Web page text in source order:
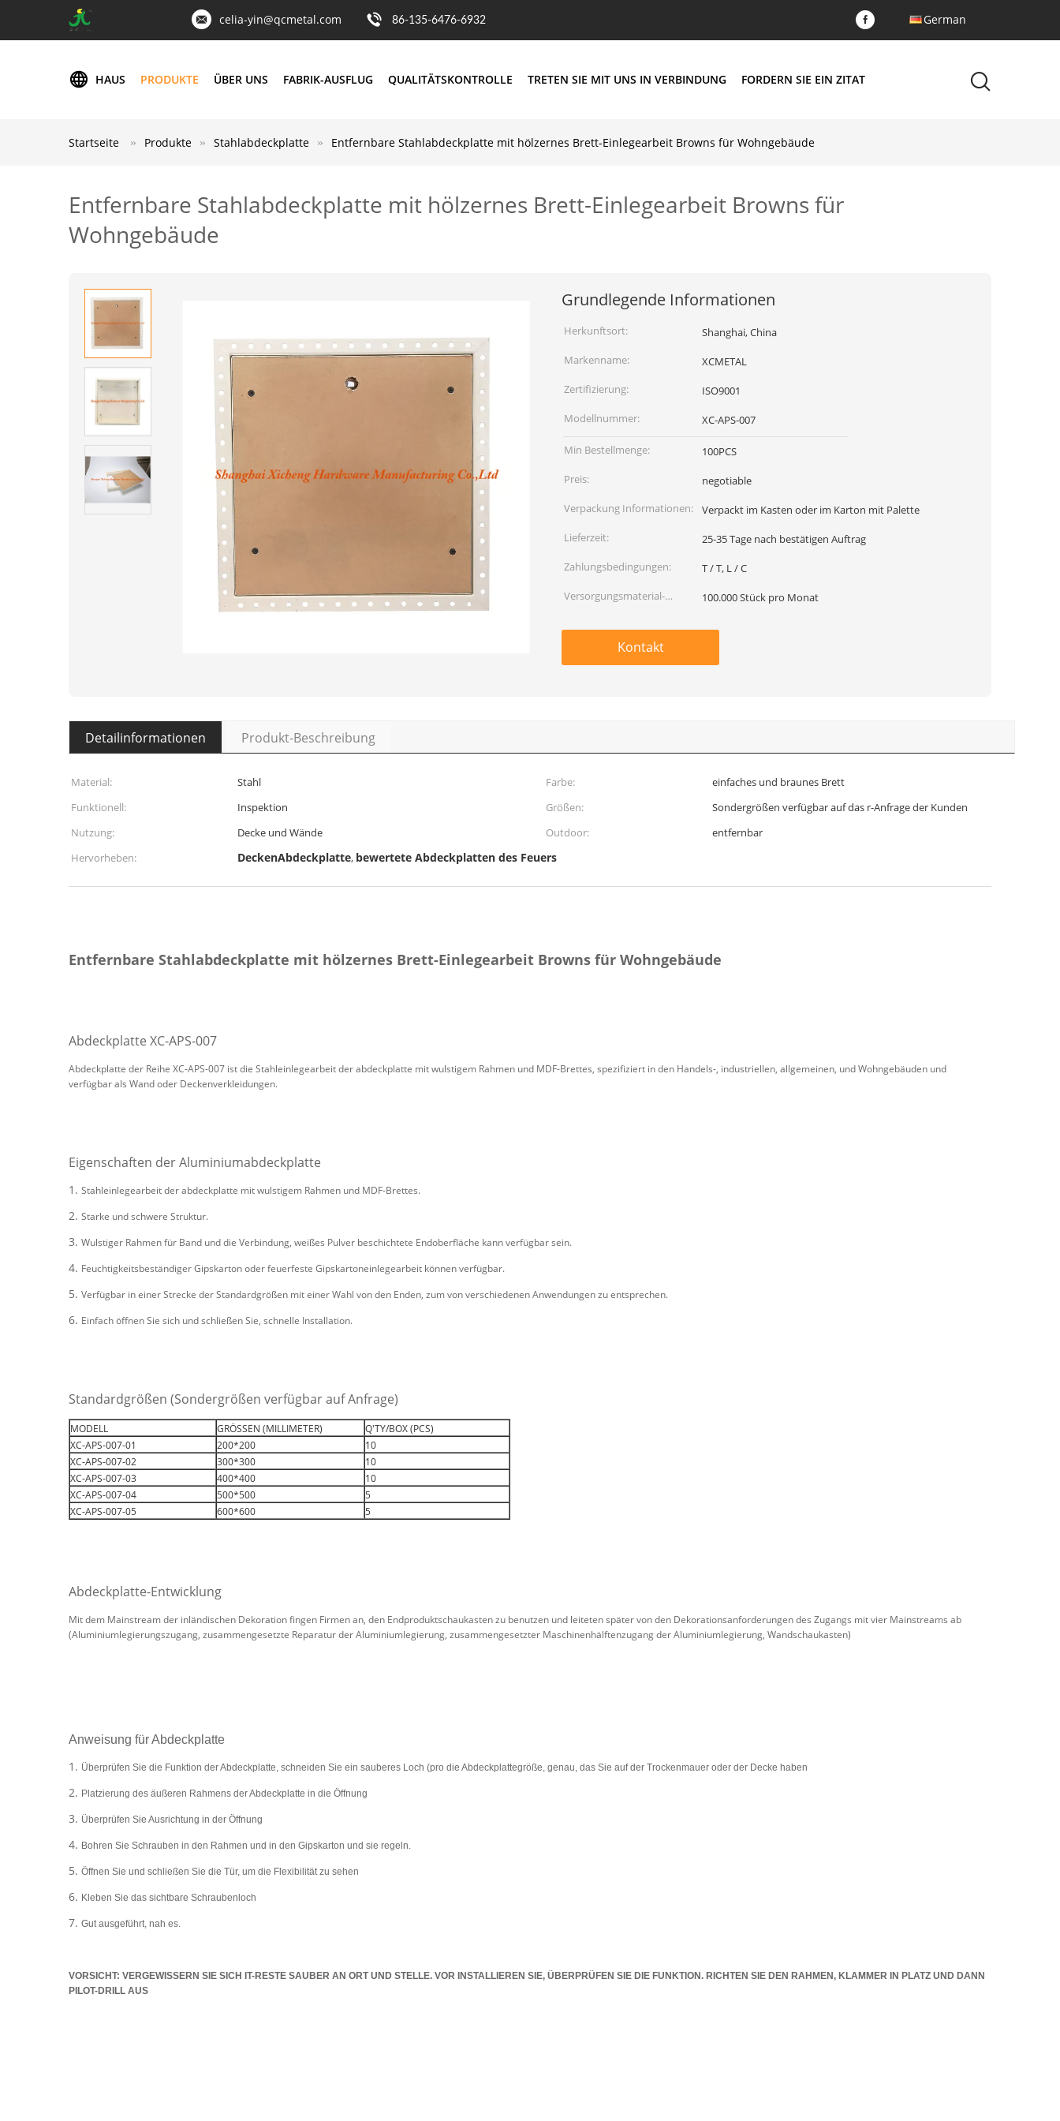
celia-yin@qcmetal.com 86-135-6476-6932 German
HAUS PRODUKTE ÜBER UNS FABRIK-AUSFLUG QUALITÄTSKONTROLLE TRETEN SIE MIT UNS IN VERBINDUNG FORDERN SIE EIN ZITAT
Startseite Produkte Stahlabdeckplatte Entfernbare Stahlabdeckplatte mit hölzernes Brett-Einlegearbeit Browns für Wohngebäude
Entfernbare Stahlabdeckplatte mit hölzernes Brett-Einlegearbeit Browns für
Wohngebäude
Grundlegende Informationen
Herkunftsort:
Shanghai, China
Markenname:
XCMETAL
Zertifizierung:
ISO9001
Modellnummer:
XC-APS-007
Min Bestellmenge:
100PCS
Preis:
negotiable
Verpackung Informationen:
Verpackt im Kasten oder im Karton mit Palette
Lieferzeit:
25-35 Tage nach bestätigen Auftrag
Zahlungsbedingungen:
T / T, L / C
Versorgungsmaterial-
100.000 Stück pro Monat
Kontakt
Detailinformationen Produkt-Beschreibung
Material: Stahl Farbe:
einfaches und braunes Brett
Funktionell:
Inspektion Größen:
Sondergrößen verfügbar auf das r-Anfrage der Kunden
Nutzung:
Decke und Wände Outdoor:
entfernbar
Hervorheben:
DeckenAbdeckplatte, bewertete Abdeckplatten des Feuers
Entfernbare Stahlabdeckplatte mit hölzernes Brett-Einlegearbeit Browns für Wohngebäude
Abdeckplatte XC-APS-007
Abdeckplatte der Reihe XC-APS-007 ist die Stahleinlegearbeit der abdeckplatte mit wulstigem Rahmen und MDF-Brettes, spezifiziert in den Handels-, industriellen, allgemeinen, und Wohngebäuden und
verfügbar als Wand oder Deckenverkleidungen.
Eigenschaften der Aluminiumabdeckplatte
1. Stahleinlegearbeit der abdeckplatte mit wulstigem Rahmen und MDF-Brettes.
2. Starke und schwere Struktur.
3. Wulstiger Rahmen für Band und die Verbindung, weißes Pulver beschichtete Endoberfläche kann verfügbar sein.
4. Feuchtigkeitsbeständiger Gipskarton oder feuerfeste Gipskartoneinlegearbeit können verfügbar.
5. Verfügbar in einer Strecke der Standardgrößen mit einer Wahl von den Enden, zum von verschiedenen Anwendungen zu entsprechen.
6. Einfach öffnen Sie sich und schließen Sie, schnelle Installation.
Standardgrößen (Sondergrößen verfügbar auf Anfrage)
MODELL GRÖSSEN (MILLIMETER)
Q'TY/BOX (PCS)
XC-APS-007-01
200*200
10
XC-APS-007-02
300*300
10
XC-APS-007-03
400*400
10
XC-APS-007-04
500*500
5
XC-APS-007-05
600*600 5
Abdeckplatte-Entwicklung
Mit dem Mainstream der inländischen Dekoration fingen Firmen an, den Endproduktschaukasten zu benutzen und leiteten später von den Dekorationsanforderungen des Zugangs mit vier Mainstreams ab
(Aluminiumlegierungszugang, zusammengesetzte Reparatur der Aluminiumlegierung, zusammengesetzter Maschinenhälftenzugang der Aluminiumlegierung, Wandschaukasten)
Anweisung für Abdeckplatte
1. Überprüfen Sie die Funktion der Abdeckplatte, schneiden Sie ein sauberes Loch (pro die Abdeckplattegröße, genau, das Sie auf der Trockenmauer oder der Decke haben
2. Platzierung des äußeren Rahmens der Abdeckplatte in die Öffnung
3. Überprüfen Sie Ausrichtung in der Öffnung
4. Bohren Sie Schrauben in den Rahmen und in den Gipskarton und sie regeln.
5. Öffnen Sie und schließen Sie die Tür, um die Flexibilität zu sehen
6. Kleben Sie das sichtbare Schraubenloch
7. Gut ausgeführt, nah es.
VORSICHT: VERGEWISSERN SIE SICH IT-RESTE SAUBER AN ORT UND STELLE. VOR INSTALLIEREN SIE, ÜBERPRÜFEN SIE DIE FUNKTION. RICHTEN SIE DEN RAHMEN, KLAMMER IN PLATZ UND DANN
PILOT-DRILL AUS